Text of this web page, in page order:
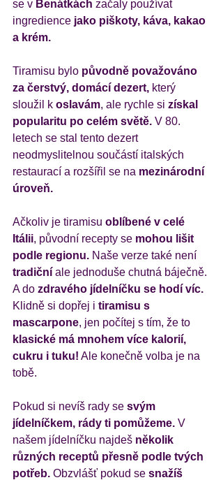
se v Benátkách začaly používat
ingredience jako piškoty, káva, kakao
a krém.
Tiramisu bylo původně považováno
za čerstvý, domácí dezert, který
sloužil k oslavám, ale rychle si získal
popularitu po celém světě. V 80.
letech se stal tento dezert
neodmyslitelnou součástí italských
restaurací a rozšířil se na mezinárodní
úroveň.
Ačkoliv je tiramisu oblíbené v celé
Itálii, původní recepty se mohou lišit
podle regionu. Naše verze také není
tradiční ale jednoduše chutná báječně.
A do zdravého jídelníčku se hodí víc.
Klidně si dopřej i tiramisu s
mascarpone, jen počítej s tím, že to
klasické má mnohem více kalorií,
cukru i tuku! Ale konečně volba je na
tobě.
Pokud si nevíš rady se svým
jídelníčkem, rády ti pomůžeme. V
našem jídelníčku najdeš několik
různých receptů přesně podle tvých
potřeb. Obzvlášť pokud se snažíš